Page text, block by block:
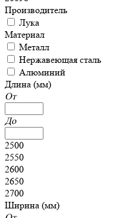
Производитель
Лука
Материал
Металл
Нержавеющая сталь
Алюминий
Длина (мм)
От
До
2500
2550
2600
2650
2700
Ширина (мм)